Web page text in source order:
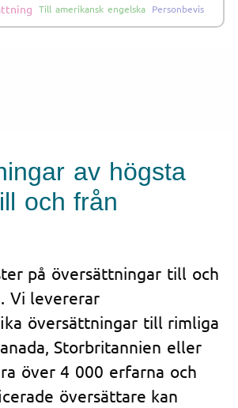
Till amerikansk engelska Personbevis
av högsta
och från
på översättningar till och
Vi levererar
översättningar till rimliga
Storbritannien eller
över 4 000 erfarna och
översättare kan